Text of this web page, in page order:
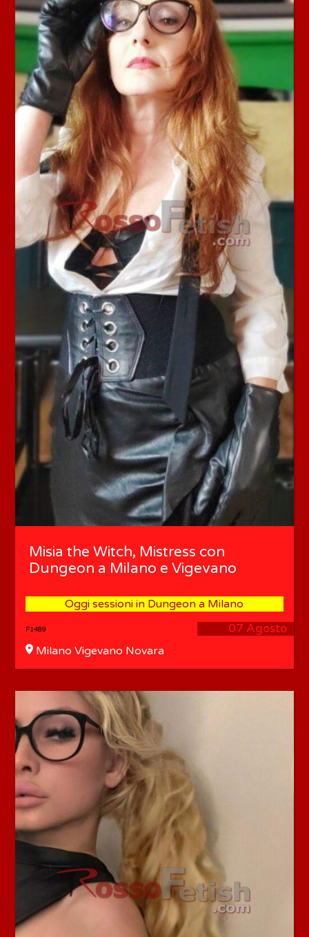
Misia the Witch, Mistress con
Dungeon a Milano e Vigevano
Oggi sessioni in Dungeon a Milano
07 Agosto
F1489
Milano Vigevano Novara